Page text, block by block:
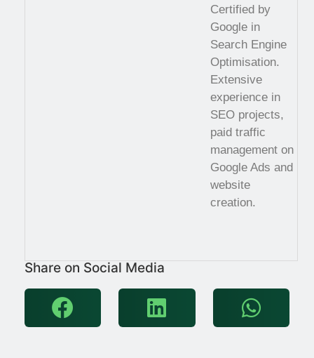
Certified by
Google in
Search Engine
Optimisation.
Extensive
experience in
SEO projects,
paid traffic
management on
Google Ads and
website
creation.
Share on Social Media